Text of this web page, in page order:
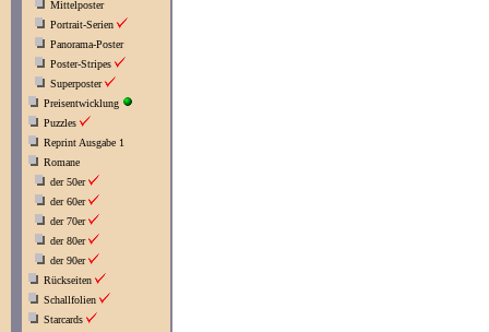
Mittelposter
Portrait-Serien
Panorama-Poster
Poster-Stripes
Superposter
Preisentwicklung
Puzzles
Reprint Ausgabe 1
Romane
der 50er
der 60er
der 70er
der 80er
der 90er
Rückseiten
Schallfolien
Starcards